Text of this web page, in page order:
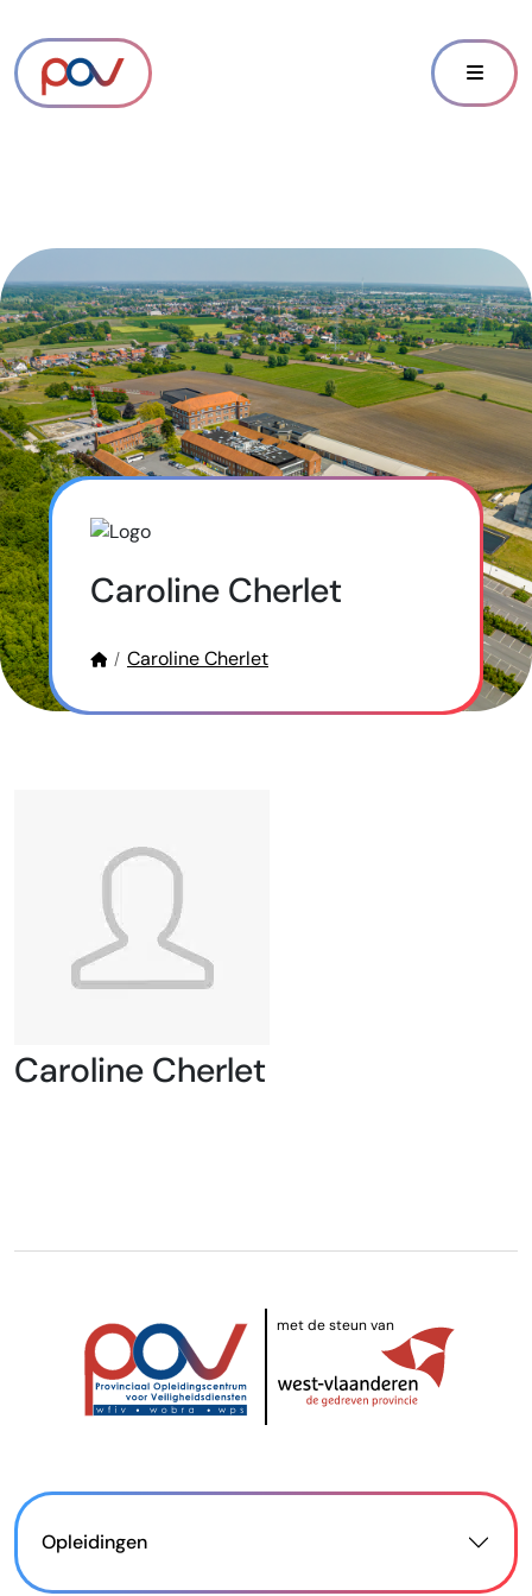
Caroline Cherlet
Caroline Cherlet
Caroline Cherlet
met de steun van
Opleidingen